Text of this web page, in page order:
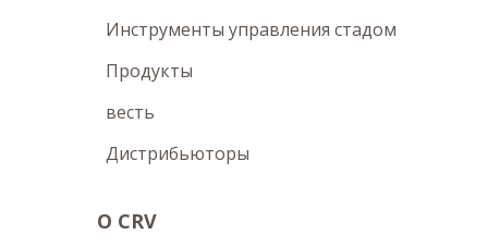
Инструменты управления стадом
Продукты
весть
Дистрибьюторы
О CRV